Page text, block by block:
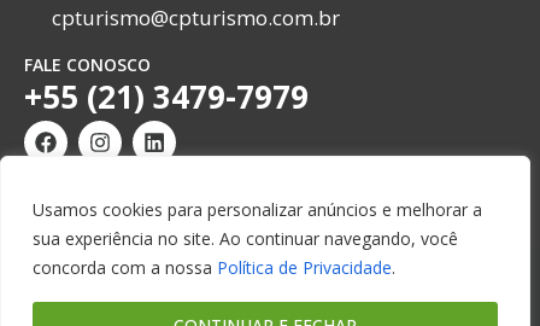
Usamos cookies para personalizar anúncios e melhorar a
sua experiência no site. Ao continuar navegando, você
concorda com a nossa Política de Privacidade.
cpturismo@cpturismo.com.br
FALE CONOSCO
+55 (21) 3479-7979
© Copyright 2026. CP Turismo e Viagens. Todos os